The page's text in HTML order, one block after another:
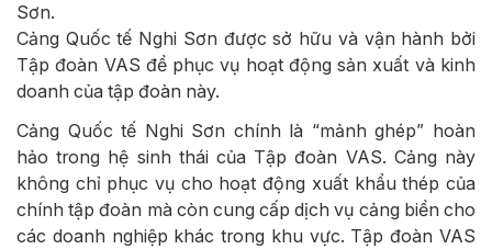
Sơn.
Cảng Quốc tế Nghi Sơn được sở hữu và vận hành bởi
Tập đoàn VAS để phục vụ hoạt động sản xuất và kinh
doanh của tập đoàn này.
Cảng Quốc tế Nghi Sơn chính là “mảnh ghép” hoàn
hảo trong hệ sinh thái của Tập đoàn VAS. Cảng này
không chỉ phục vụ cho hoạt động xuất khẩu thép của
chính tập đoàn mà còn cung cấp dịch vụ cảng biển cho
các doanh nghiệp khác trong khu vực. Tập đoàn VAS